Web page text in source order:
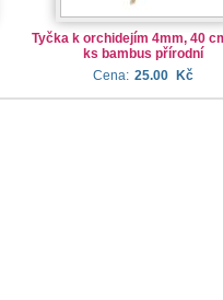
Tyčka k orchidejím 4mm, 40
ks bambus přírodní
Cena: 25.00 Kč